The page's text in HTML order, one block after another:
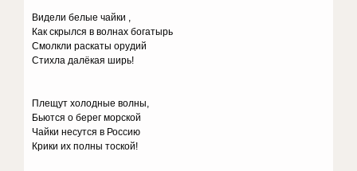
Видели белые чайки ,
Как скрылся в волнах богатырь
Смолкли раскаты орудий
Стихла далёкая ширь!
Плещут холодные волны,
Бьются о берег морской
Чайки несутся в Россию
Крики их полны тоской!